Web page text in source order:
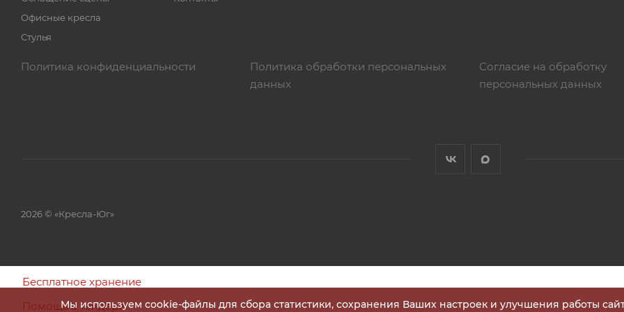
Офисные кресла
Стулья
Политика конфиденциальности
Политика обработки персональных
данных
Согласие на обработку
персональных данных
2026 © «Кресла-Юг»
Бесплатное хранение
Помощь в тендере
Мы используем cookie-файлы для сбора статистики, сохранения Ваших настроек и улучшения работы